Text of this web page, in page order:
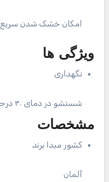
امکان خشک شدن سریع
ویژگی ها
نگهداری
شستشو در دمای ۴۰ درجه
مشخصات
کشور مبدا برند
آلمان